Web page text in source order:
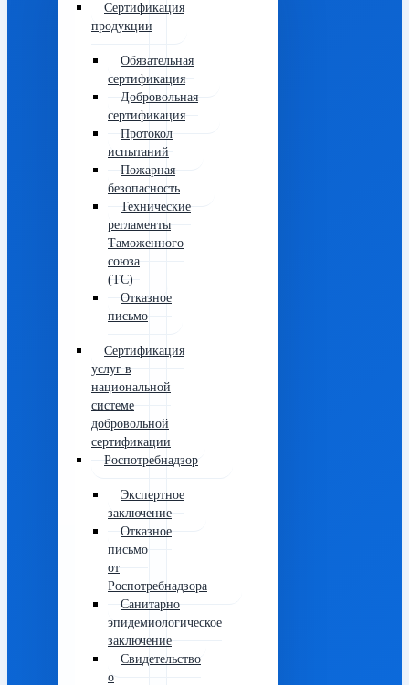
Сертификация
продукции
Обязательная
сертификация
Добровольная
сертификация
Протокол
испытаний
Пожарная
безопасность
Технические
регламенты
Таможенного
союза
(ТС)
Отказное
письмо
Сертификация
услуг в
национальной
системе
добровольной
сертификации
Роспотребнадзор
Экспертное
заключение
Отказное
письмо
от
Роспотребнадзора
Санитарно
эпидемиологическое
заключение
Свидетельство
о